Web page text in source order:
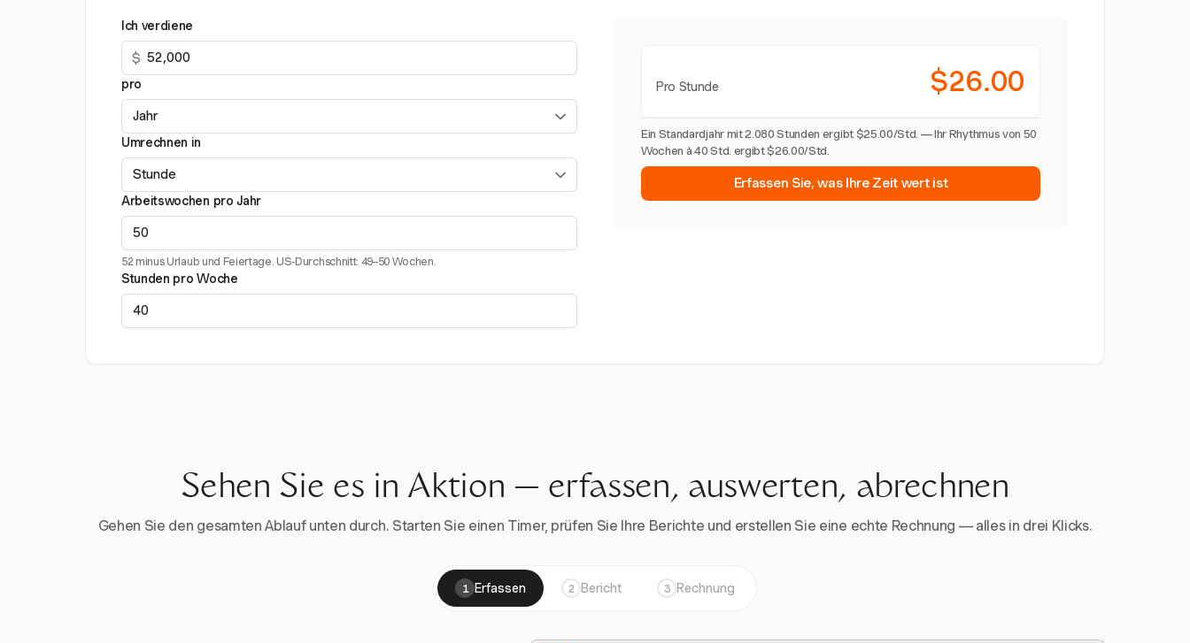
Ich verdiene
$
pro
Umrechnen in
Arbeitswochen pro Jahr
52 minus Urlaub und Feiertage. US-Durchschnitt: 49–50 Wochen.
Stunden pro Woche
Pro Stunde $26.00
Ein Standardjahr mit 2.080 Stunden ergibt $25.00/Std. — Ihr Rhythmus von 50
Wochen à 40 Std. ergibt $26.00/Std.
Erfassen Sie, was Ihre Zeit wert ist
Sehen Sie es in Aktion — erfassen, auswerten, abrechnen
Gehen Sie den gesamten Ablauf unten durch. Starten Sie einen Timer, prüfen Sie Ihre Berichte und erstellen Sie eine echte Rechnung — alles in drei Klicks.
1 Erfassen 2 Bericht 3 Rechnung